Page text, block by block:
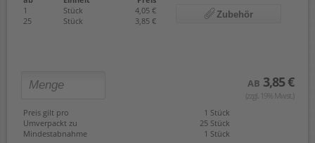
1
Stück
4,05 €
25
Stück 3,85 €
Zubehör
AB 3,85 €
(zzgl. 19% Mwst.)
Preis gilt pro
1 Stück
Umverpackt zu
25 Stück
Mindestabnahme
1 Stück